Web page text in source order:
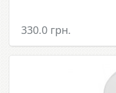
330.0 грн.